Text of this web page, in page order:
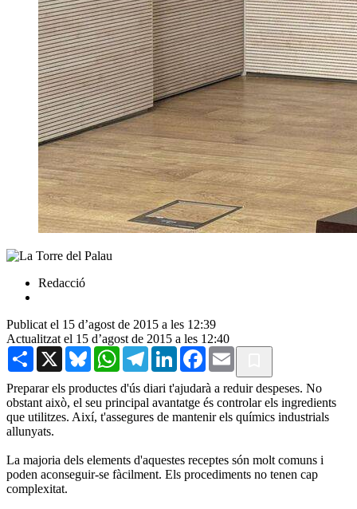
Redacció
Publicat el 15 d’agost de 2015 a les 12:39
Actualitzat el 15 d’agost de 2015 a les 12:40
Share X BlueskyWhatsAppTelegramLinkedInFacebook
Email
Preparar els productes d'ús diari t'ajudarà a reduir despeses. No
obstant això, el seu principal avantatge és controlar els ingredients
que utilitzes. Així, t'assegures de mantenir els químics industrials
allunyats.
La majoria dels elements d'aquestes receptes són molt comuns i
poden aconseguir-se fàcilment. Els procediments no tenen cap
complexitat.